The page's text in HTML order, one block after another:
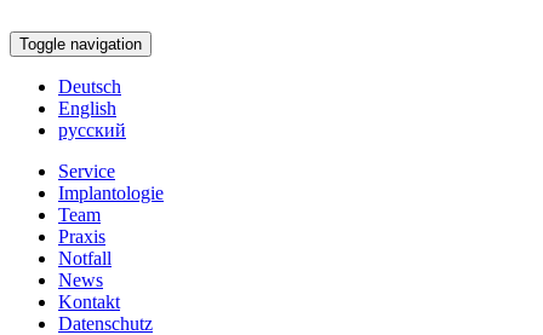
Toggle navigation
Deutsch
English
русский
Service
Implantologie
Team
Praxis
Notfall
News
Kontakt
Datenschutz